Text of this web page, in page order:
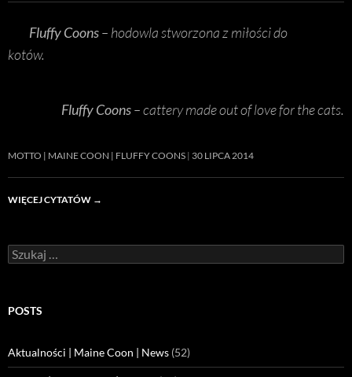
Fluffy Coons– hodowla stworzona z miłości do
kotów.
Fluffy Coons– cattery made out of love for the cats.
MOTTO | MAINE COON | FLUFFY COONS 30 LIPCA 2014
WIĘCEJ CYTATÓW →
Szukaj:
POSTS
Aktualności | Maine Coon | News (52)